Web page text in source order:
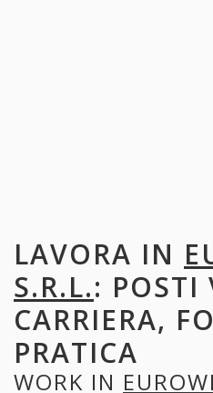
LAVORA IN
S.R.L.: POSTI
CARRIERA,
PRATICA
WORK IN